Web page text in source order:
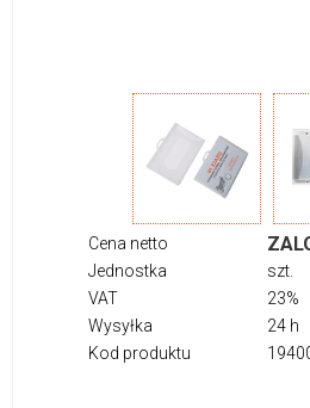
Cena netto
Jednostka
szt.
VAT
23%
Wysyłka
24 h
Kod produktu